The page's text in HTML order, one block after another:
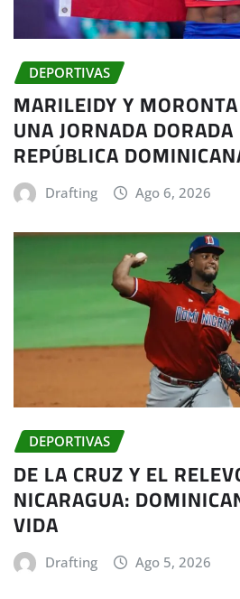
DEPORTIVAS
MARILEIDY Y
UNA JORNADA
REPÚBLICA
Drafting Ago 6, 2026
DEPORTIVAS
DE LA CRUZ Y EL
NICARAGUA:
VIDA
Drafting Ago 5, 2026